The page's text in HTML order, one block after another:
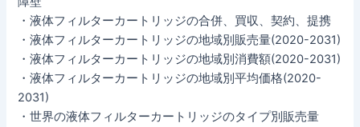
・液体フィルターカートリッジの合併、買収、契約、提携
・液体フィルターカートリッジの地域別販売量(2020-2031)
・液体フィルターカートリッジの地域別消費額(2020-2031)
・液体フィルターカートリッジの地域別平均価格(2020-
2031)
・世界の液体フィルターカートリッジのタイプ別販売量